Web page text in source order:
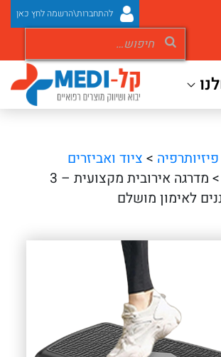
להתחברות\הרשמה לחץ כאן
פיזיותרפיה > ציוד ואביזרים
> מדרגה אירובית מקצועית – 3
לאימון מושלם